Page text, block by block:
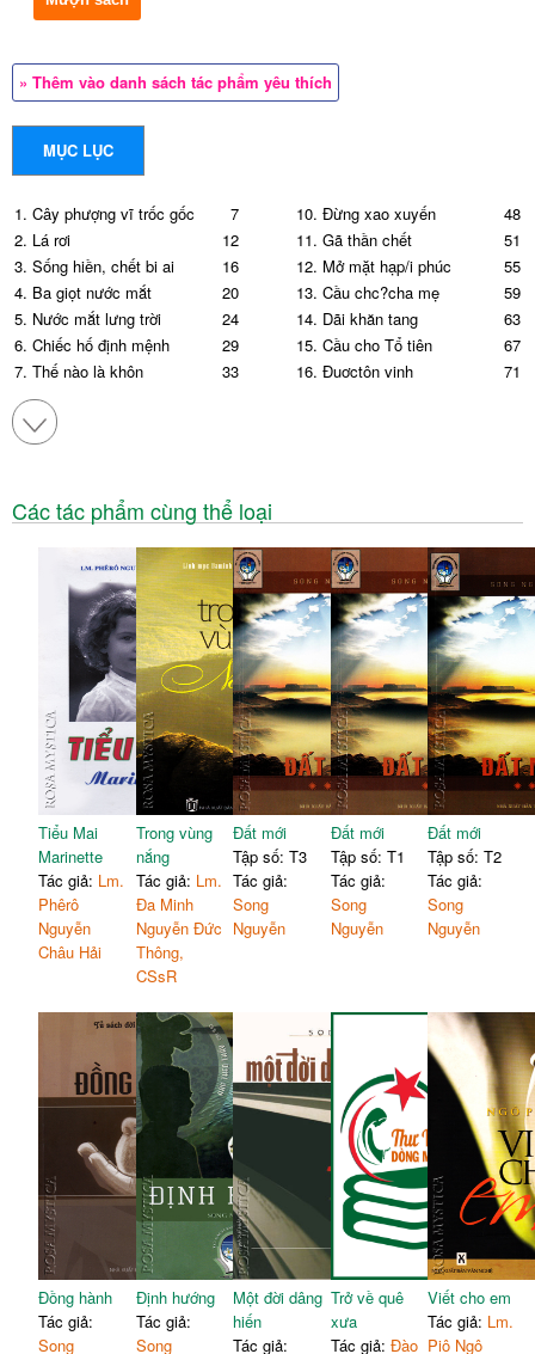
» Thêm vào danh sách tác phẩm yêu thích
MỤC LỤC
1. Cây phượng vĩ trốc gốc
7
2. Lá rơi
12
3. Sống hiền, chết bi ai
16
4. Ba giọt nước mắt
20
5. Nước mắt lưng trời
24
6. Chiếc hố định mệnh
29
7. Thế nào là khôn
33
8. Tiếng mẹ ru
9. Sống gởi, thác về
10. Đừng xao xuyến
48
11. Gã thần chết
51
12. Mở mặt hạp/i phúc
55
13. Cầu chc?cha mẹ
59
14. Dãi khăn tang
63
15. Cầu cho Tổ tiên
67
16. Đuợctôn vinh
71
Các tác phẩm cùng thể loại
Tiểu Mai
Marinette
Tác giả: Lm.
Phêrô
Nguyễn
Châu Hải
Trong vùng
nắng
Tác giả: Lm.
Đa Minh
Nguyễn Đức
Thông,
CSsR
Đất mới
Tập số: T3
Tác giả:
Song
Nguyễn
Đất mới
Tập số: T1
Tác giả:
Song
Nguyễn
Đất mới
Tập số: T2
Tác giả:
Song
Nguyễn
Đồng hành
Tác giả:
Song
Định hướng
Tác giả:
Song
Một đời dâng
hiến
Tác giả:
Trở về quê
xưa
Tác giả: Đào
Viết cho em
Tác giả: Lm.
Piô Ngô